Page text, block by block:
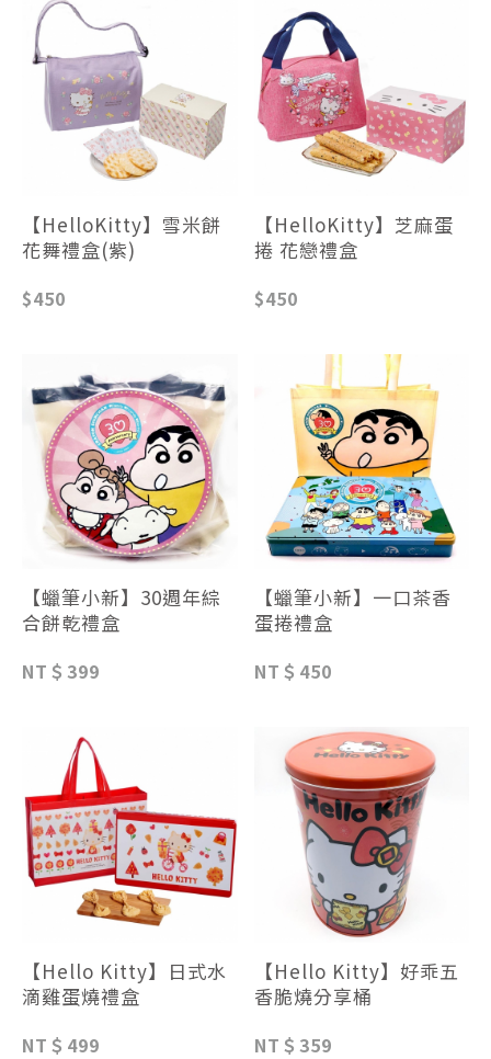
【HelloKitty】雪米餅
花舞禮盒(紫)
$450
【HelloKitty】芝麻蛋
捲 花戀禮盒
$450
【蠟筆小新】30週年綜
合餅乾禮盒
NT＄399
【蠟筆小新】一口茶香
蛋捲禮盒
NT＄450
【Hello Kitty】日式水
滴雞蛋燒禮盒
NT＄499
【Hello Kitty】好乖五
香脆燒分享桶
NT＄359